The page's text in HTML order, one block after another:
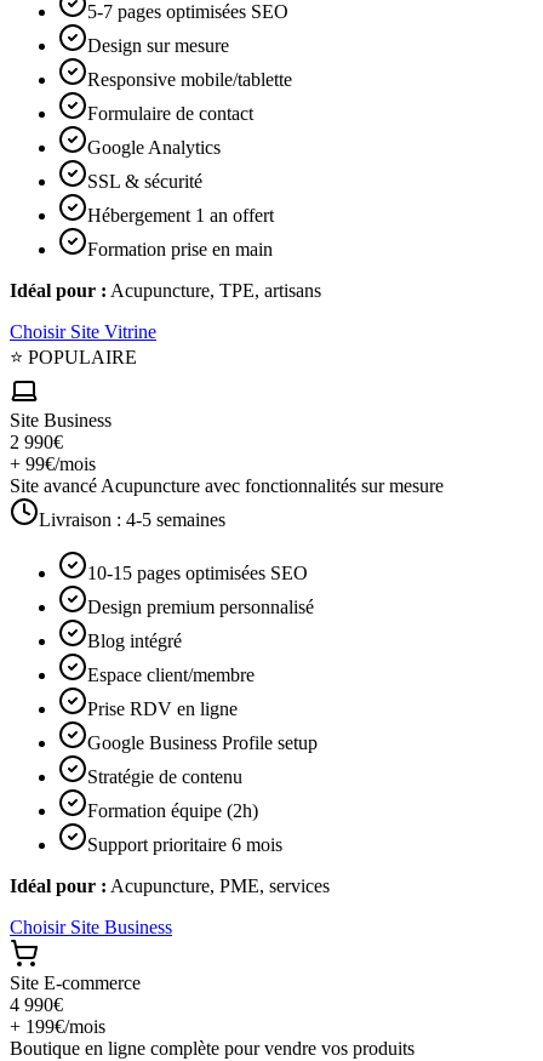
5-7 pages optimisées SEO
Design sur mesure
Responsive mobile/tablette
Formulaire de contact
Google Analytics
SSL & sécurité
Hébergement 1 an offert
Formation prise en main
Idéal pour : Acupuncture, TPE, artisans
Choisir Site Vitrine
⭐ POPULAIRE
Site Business
2 990€
+ 99€/mois
Site avancé Acupuncture avec fonctionnalités sur mesure
Livraison : 4-5 semaines
10-15 pages optimisées SEO
Design premium personnalisé
Blog intégré
Espace client/membre
Prise RDV en ligne
Google Business Profile setup
Stratégie de contenu
Formation équipe (2h)
Support prioritaire 6 mois
Idéal pour : Acupuncture, PME, services
Choisir Site Business
Site E-commerce
4 990€
+ 199€/mois
Boutique en ligne complète pour vendre vos produits